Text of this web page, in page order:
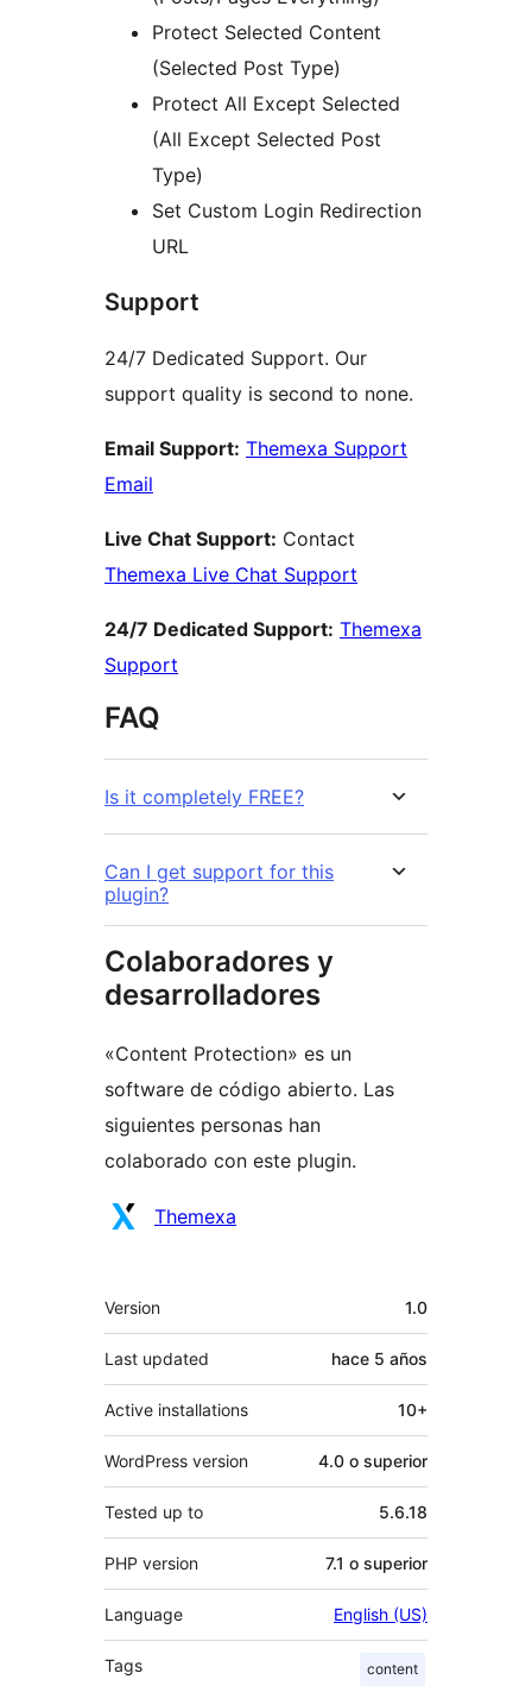
Protect Selected Content
(Selected Post Type)
Protect All Except Selected
(All Except Selected Post
Type)
Set Custom Login Redirection
URL
Support
24/7 Dedicated Support. Our
support quality is second to none.
Email Support: Themexa Support
Email
Live Chat Support: Contact
Themexa Live Chat Support
24/7 Dedicated Support: Themexa
Support
FAQ
Is it completely FREE?
Can I get support for this
plugin?
Colaboradores y
desarrolladores
«Content Protection» es un
software de código abierto. Las
siguientes personas han
colaborado con este plugin.
Colaboradores
Themexa
Meta
Version 1.0
Last updated hace 5 años
Active installations 10+
WordPress version 4.0 o superior
Tested up to 5.6.18
PHP version 7.1 o superior
Language English (US)
Tags content